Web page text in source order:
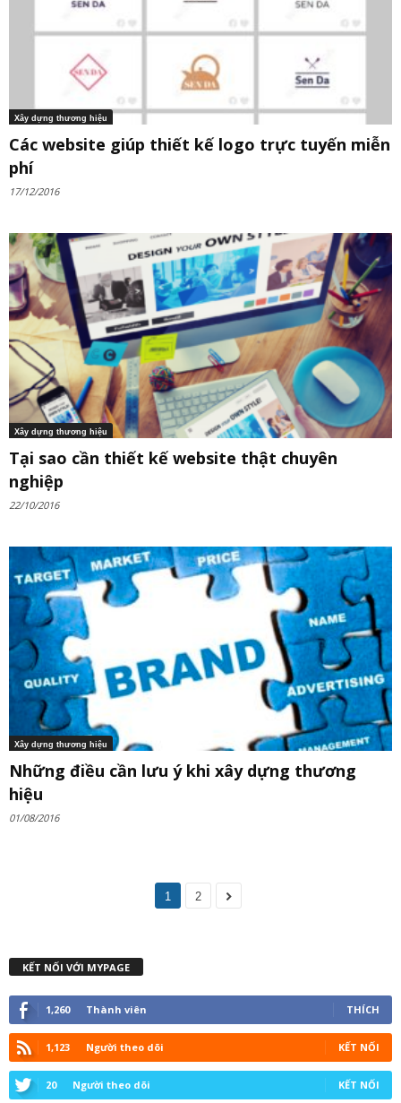
Xây dựng thương hiệu
Các website giúp thiết kế logo trực tuyến miễn
phí
17/12/2016
Xây dựng thương hiệu
Tại sao cần thiết kế website thật chuyên
nghiệp
22/10/2016
Xây dựng thương hiệu
Những điều cần lưu ý khi xây dựng thương
hiệu
01/08/2016
1 2
KẾT NỐI VỚI MYPAGE
1,260 Thành viên THÍCH
1,123 Người theo dõi KẾT NỐI
20 Người theo dõi KẾT NỐI